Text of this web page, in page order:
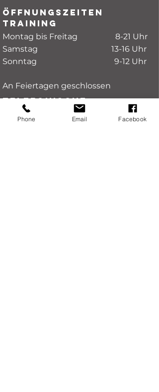
Öffnungszeiten
Training
Montag bis Freitag 8-21 Uhr
Samstag 13-16 Uhr
Sonntag 9-12 Uhr
An Feiertagen geschlossen
Telefonische
Erreichbarkeit
Physiotherapie
Phone Email Facebook